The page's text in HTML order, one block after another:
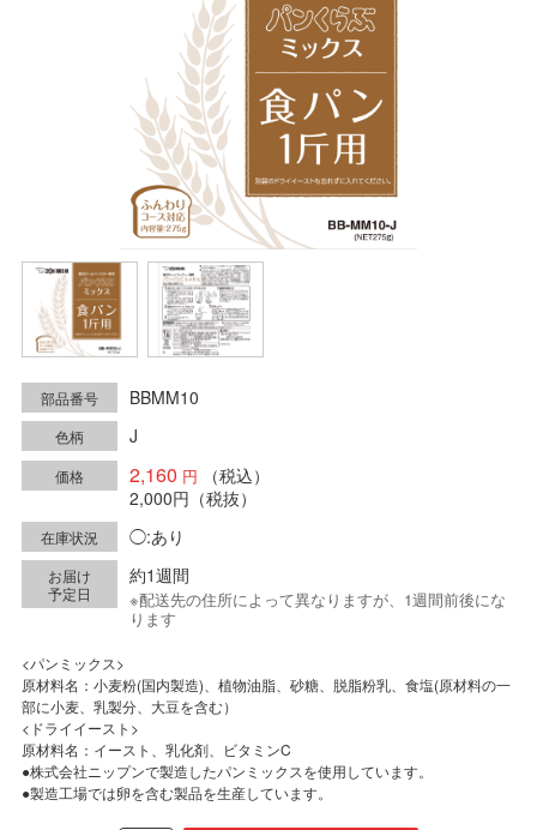
部品番号 BBMM10
色柄 J
価格 2,160
（税込）
2,000円 （税抜）
在庫状況 ◯:あり
お届け
予定日
約1週間
※配送先の住所によって異なりますが、1週間前後にな
ります
<パンミックス>
原材料名：小麦粉(国内製造)、植物油脂、砂糖、脱脂粉乳、食塩(原材料の一
部に小麦、乳製分、大豆を含む）
<ドライイースト>
原材料名：イースト、乳化剤、ビタミンC
●株式会社ニップンで製造したパンミックスを使用しています。
●製造工場では卵を含む製品を生産しています。